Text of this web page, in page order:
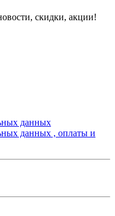
, скидки, акции!
данных
данных , оплаты и